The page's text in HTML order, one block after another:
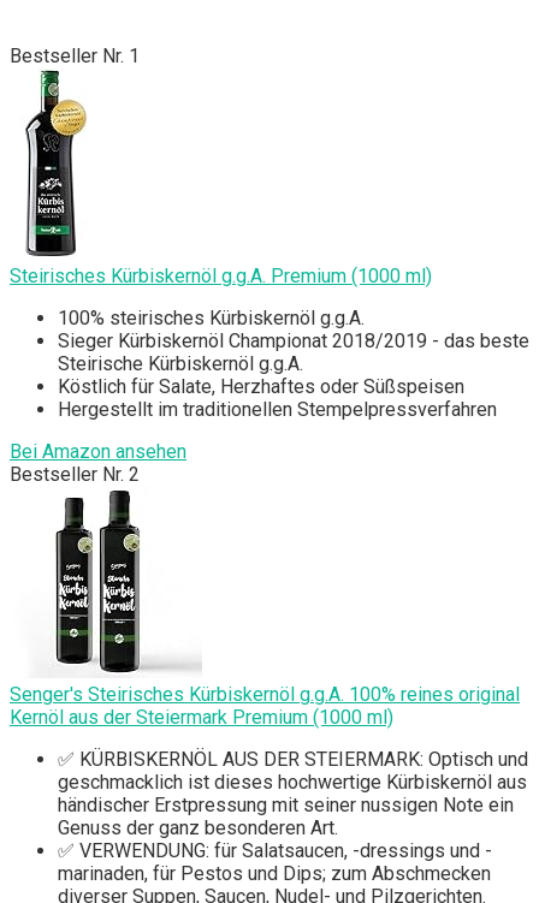
Bestseller Nr. 1
Steirisches Kürbiskernöl g.g.A. Premium (1000 ml)
100% steirisches Kürbiskernöl g.g.A.
Sieger Kürbiskernöl Championat 2018/2019 - das beste
Steirische Kürbiskernöl g.g.A.
Köstlich für Salate, Herzhaftes oder Süßspeisen
Hergestellt im traditionellen Stempelpressverfahren
Bei Amazon ansehen
Bestseller Nr. 2
Senger's Steirisches Kürbiskernöl g.g.A. 100% reines original
Kernöl aus der Steiermark Premium (1000 ml)
✅ KÜRBISKERNÖL AUS DER STEIERMARK: Optisch und
geschmacklich ist dieses hochwertige Kürbiskernöl aus
händischer Erstpressung mit seiner nussigen Note ein
Genuss der ganz besonderen Art.
✅ VERWENDUNG: für Salatsaucen, -dressings und -
marinaden, für Pestos und Dips; zum Abschmecken
diverser Suppen, Saucen, Nudel- und Pilzgerichten.